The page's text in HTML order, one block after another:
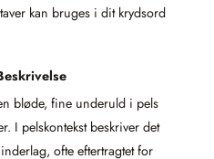
kan bruges i dit krydsord
bløde, fine underuld i pels
I pelskontekst beskriver det
ofte eftertragtet for